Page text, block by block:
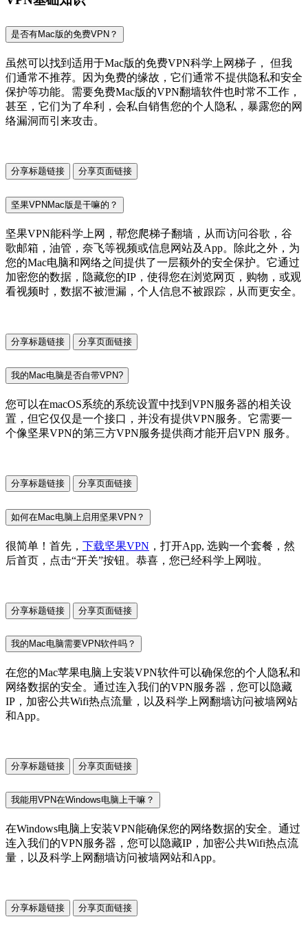
是否有Mac版的免费VPN？
虽然可以找到适用于Mac版的免费VPN科学上网梯子， 但我
们通常不推荐。因为免费的缘故，它们通常不提供隐私和安全
保护等功能。需要免费Mac版的VPN翻墙软件也时常不工作，
甚至，它们为了牟利，会私自销售您的个人隐私，暴露您的网
络漏洞而引来攻击。
分享标题链接 分享页面链接
坚果VPNMac版是干嘛的？
坚果VPN能科学上网，帮您爬梯子翻墙，从而访问谷歌，谷
歌邮箱，油管，奈飞等视频或信息网站及App。除此之外，为
您的Mac电脑和网络之间提供了一层额外的安全保护。它通过
加密您的数据，隐藏您的IP，使得您在浏览网页，购物，或观
看视频时，数据不被泄漏，个人信息不被跟踪，从而更安全。
分享标题链接 分享页面链接
我的Mac电脑是否自带VPN?
您可以在macOS系统的系统设置中找到VPN服务器的相关设
置，但它仅仅是一个接口，并没有提供VPN服务。它需要一
个像坚果VPN的第三方VPN服务提供商才能开启VPN 服务。
分享标题链接 分享页面链接
如何在Mac电脑上启用坚果VPN？
很简单！首先， 下载坚果VPN ，打开App, 选购一个套餐，然
后首页，点击“开关”按钮。恭喜，您已经科学上网啦。
分享标题链接 分享页面链接
我的Mac电脑需要VPN软件吗？
在您的Mac苹果电脑上安装VPN软件可以确保您的个人隐私和
网络数据的安全。通过连入我们的VPN服务器，您可以隐藏
IP，加密公共Wifi热点流量，以及科学上网翻墙访问被墙网站
和App。
分享标题链接 分享页面链接
我能用VPN在Windows电脑上干嘛？
在Windows电脑上安装VPN能确保您的网络数据的安全。通过
连入我们的VPN服务器，您可以隐藏IP，加密公共Wifi热点流
量，以及科学上网翻墙访问被墙网站和App。
分享标题链接 分享页面链接